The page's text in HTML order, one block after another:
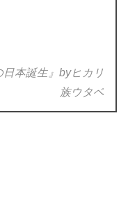
本誕生』byヒカリ
族ウタベ